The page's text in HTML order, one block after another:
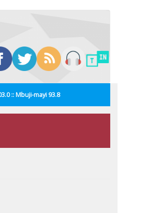
:: Mbuji-mayi 93.8